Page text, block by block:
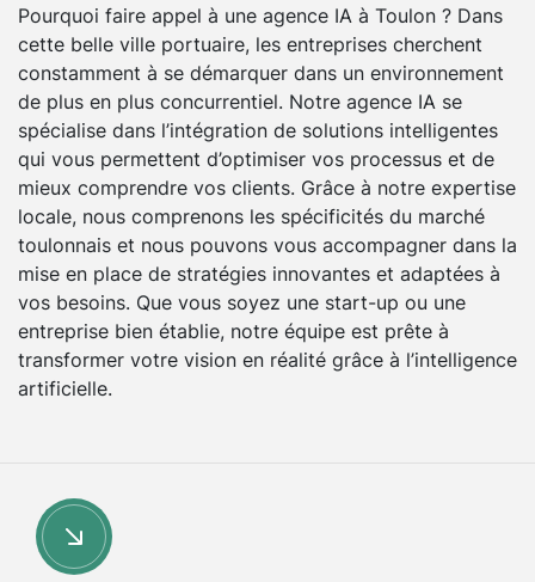
Pourquoi faire appel à une agence IA à Toulon ? Dans
cette belle ville portuaire, les entreprises cherchent
constamment à se démarquer dans un environnement
de plus en plus concurrentiel. Notre agence IA se
spécialise dans l’intégration de solutions intelligentes
qui vous permettent d’optimiser vos processus et de
mieux comprendre vos clients. Grâce à notre expertise
locale, nous comprenons les spécificités du marché
toulonnais et nous pouvons vous accompagner dans la
mise en place de stratégies innovantes et adaptées à
vos besoins. Que vous soyez une start-up ou une
entreprise bien établie, notre équipe est prête à
transformer votre vision en réalité grâce à l’intelligence
artificielle.